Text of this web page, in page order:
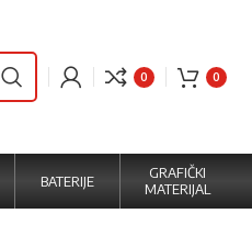
0 0
BATERIJE
GRAFIČKI
MATERIJAL